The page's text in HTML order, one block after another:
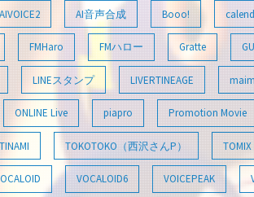
AIVOICE2 AI音声合成 Booo!
FMHaro FMハロー Gratte
LINEスタンプ LIVERTINEAGE
ONLINE Live piapro Promotion Movie
TINAMI TOKOTOKO（西沢さんP） TOMIX
VOCALOID6 VOICEPEAK